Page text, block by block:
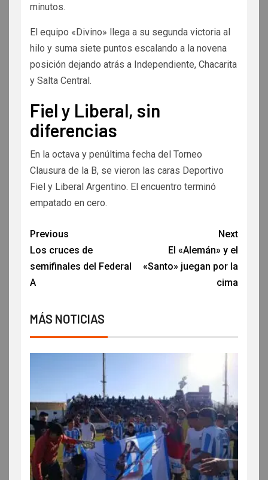
minutos.
El equipo «Divino» llega a su segunda victoria al
hilo y suma siete puntos escalando a la novena
posición dejando atrás a Independiente, Chacarita
y Salta Central.
Fiel y Liberal, sin
diferencias
En la octava y penúltima fecha del Torneo
Clausura de la B, se vieron las caras Deportivo
Fiel y Liberal Argentino. El encuentro terminó
empatado en cero.
Previous
Los cruces de
semifinales del Federal
A
Next
El «Alemán» y el
«Santo» juegan por la
cima
MÁS NOTICIAS